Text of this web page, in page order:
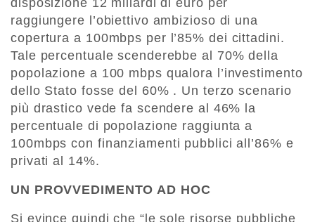
disposizione 12 miliardi di euro per
raggiungere l’obiettivo ambizioso di una
copertura a 100mbps per l’85% dei cittadini.
Tale percentuale scenderebbe al 70% della
popolazione a 100 mbps qualora l’investimento
dello Stato fosse del 60% . Un terzo scenario
più drastico vede fa scendere al 46% la
percentuale di popolazione raggiunta a
100mbps con finanziamenti pubblici all’86% e
privati al 14%.
UN PROVVEDIMENTO AD HOC
Si evince quindi che “le sole risorse pubbliche